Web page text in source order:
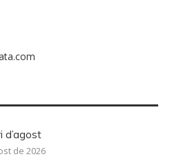
d’agost
de 2026